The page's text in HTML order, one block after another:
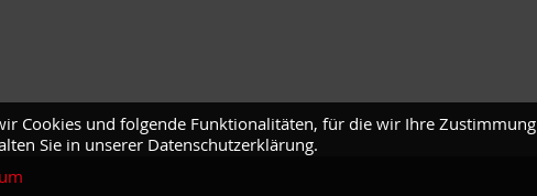
Cookies und folgende Funktionalitäten, für die wir Ihre Zustimmung
Sie in unserer Datenschutzerklärung.